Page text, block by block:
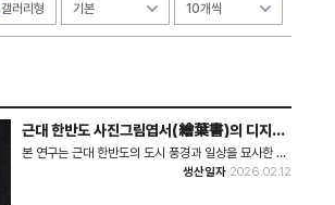
갤러리형
근대 한반도 사진그림엽서(繪葉書)의 디지털
아카이브 구축 및 활용방안 연구
본 연구는 근대 한반도의 도시 풍경과 일상을 묘사한 사
진그림엽서(繪葉書)의 사료적 가치를 증명하고, 이를
생산일자 2026.02.12